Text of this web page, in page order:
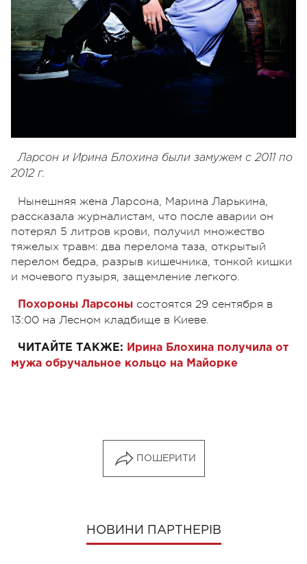
Ларсон и Ирина Блохина были замужем с 2011 по
2012 г.
Нынешняя жена Ларсона, Марина Ларькина,
рассказала журналистам, что после аварии он
потерял 5 литров крови, получил множество
тяжелых травм: два перелома таза, открытый
перелом бедра, разрыв кишечника, тонкой кишки
и мочевого пузыря, защемление легкого.
Похороны Ларсоны состоятся 29 сентября в
13:00 на Лесном кладбище в Киеве.
ЧИТАЙТЕ ТАКЖЕ: Ирина Блохина получила от
мужа обручальное кольцо на Майорке
ПОШЕРИТИ
НОВИНИ ПАРТНЕРІВ